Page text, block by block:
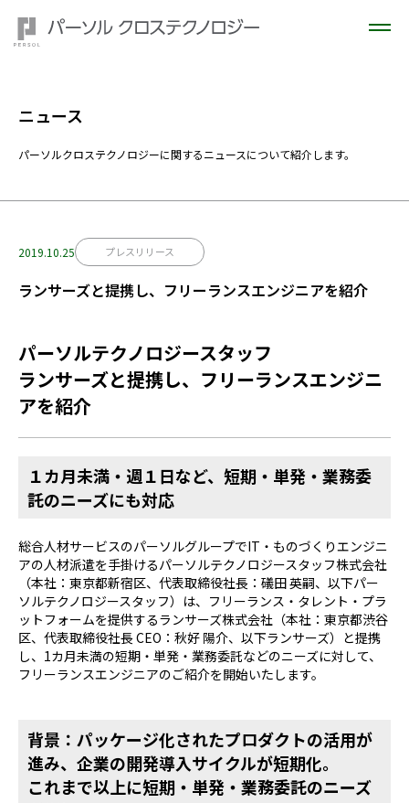
ニュース
パーソルクロステクノロジーに関するニュースについて紹介します。
2019.10.25 プレスリリース
ランサーズと提携し、フリーランスエンジニアを紹介
パーソルテクノロジースタッフ
ランサーズと提携し、フリーランスエンジニ
アを紹介
１カ月未満・週１日など、短期・単発・業務委
託のニーズにも対応
総合人材サービスのパーソルグループでIT・ものづくりエンジニ
アの人材派遣を手掛けるパーソルテクノロジースタッフ株式会社
（本社：東京都新宿区、代表取締役社長：礒田 英嗣、以下パー
ソルテクノロジースタッフ）は、フリーランス・タレント・プラ
ットフォームを提供するランサーズ株式会社（本社：東京都渋谷
区、代表取締役社長 CEO：秋好 陽介、以下ランサーズ）と提携
し、1カ月未満の短期・単発・業務委託などのニーズに対して、
フリーランスエンジニアのご紹介を開始いたします。
背景：パッケージ化されたプロダクトの活用が
進み、企業の開発導入サイクルが短期化。
これまで以上に短期・単発・業務委託のニーズ